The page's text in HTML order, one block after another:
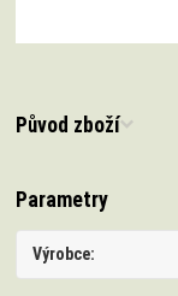
Původ zboží
Parametry
Výrobce